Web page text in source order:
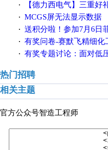
·
【德力西电气】三重好礼，
· MCGS屏无法显示数据
· 送积分啦！参加7月6日菲尼克斯在
· 有奖问卷-赛默飞精细化工行业有
· 有奖专题讨论：面对低压变频故障，老手
热门招聘
相关主题
官方公众号智造工程师